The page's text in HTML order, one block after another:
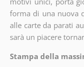
forma di una nuova
alle carte da parati
sarà un piacere
Stampa della